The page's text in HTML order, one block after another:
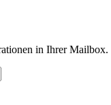
in Ihrer Mailbox.